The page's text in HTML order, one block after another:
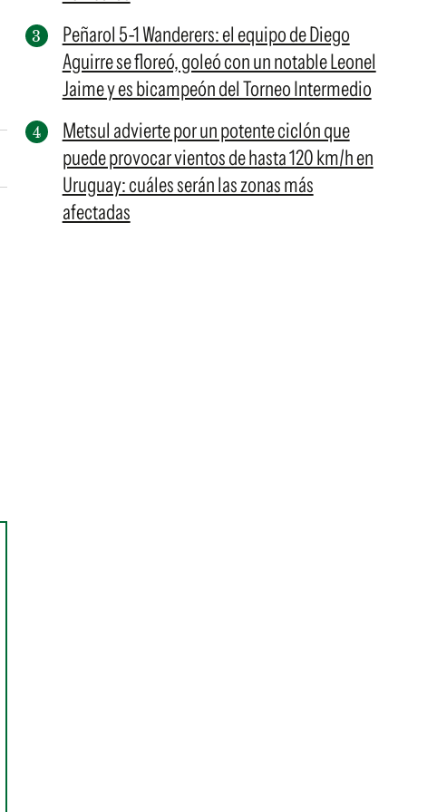
Peñarol 5-1 Wanderers: el equipo de Diego
Aguirre se floreó, goleó con un notable Leonel
Jaime y es bicampeón del Torneo Intermedio
Metsul advierte por un potente ciclón que
puede provocar vientos de hasta 120 km/h en
Uruguay: cuáles serán las zonas más
afectadas